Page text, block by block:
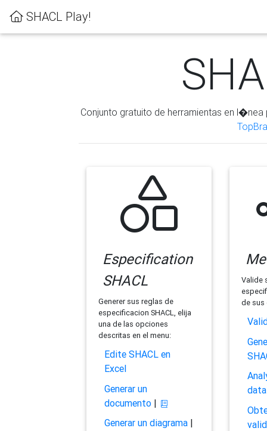
SHACL Play!
Conjunto gratuito de herramientas en
Especification
SHACL
Generer sus reglas de
especificacion SHACL, elija
una de las opciones
descritas en el menu:
Edite SHACL en
Excel
Generar un
documento|
Generar un diagrama|
Valide
de sus